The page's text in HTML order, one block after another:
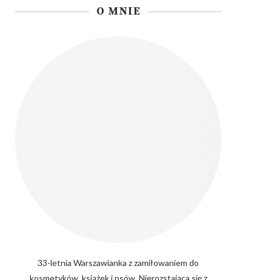
O MNIE
33-letnia Warszawianka z zamiłowaniem do
kosmetyków, książek i psów. Nierozstająca się z